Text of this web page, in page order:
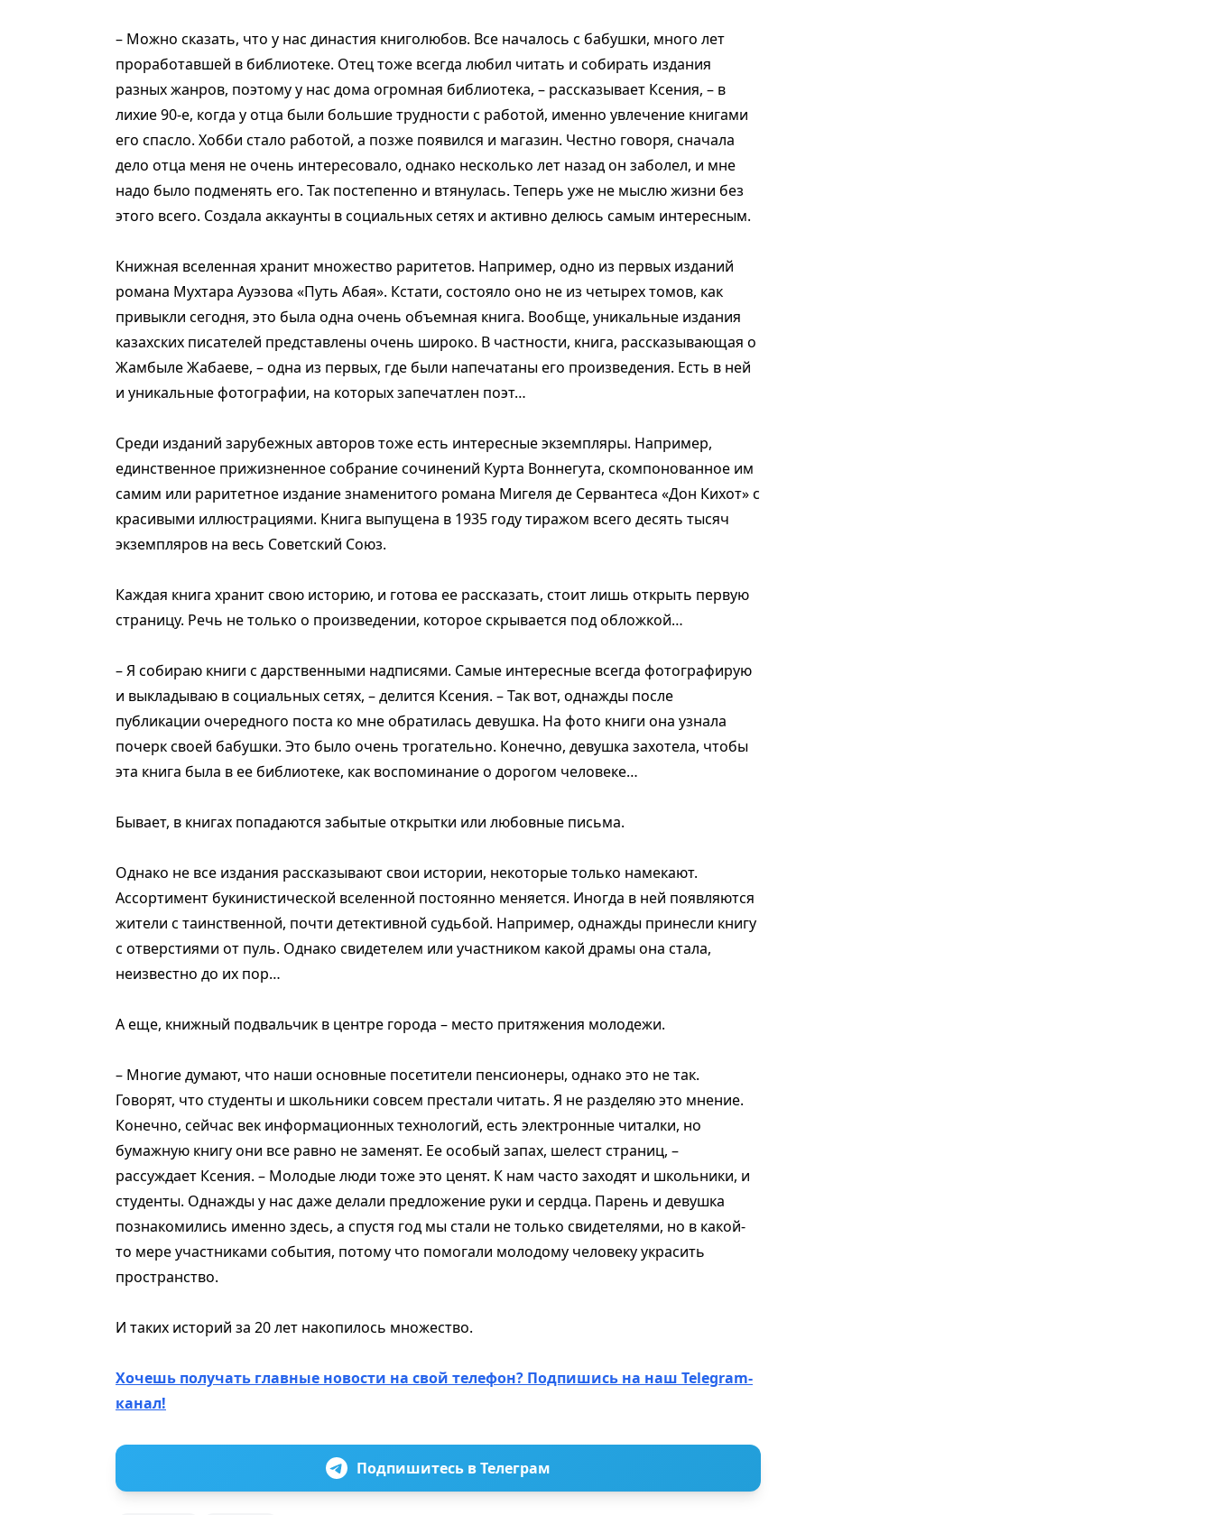
– Можно сказать, что у нас династия книголюбов. Все началось с бабушки, много лет
проработавшей в библиотеке. Отец тоже всегда любил читать и собирать издания
разных жанров, поэтому у нас дома огромная библиотека, – рассказывает Ксения, – в
лихие 90-е, когда у отца были большие трудности с работой, именно увлечение книгами
его спасло. Хобби стало работой, а позже появился и магазин. Честно говоря, сначала
дело отца меня не очень интересовало, однако несколько лет назад он заболел, и мне
надо было подменять его. Так постепенно и втянулась. Теперь уже не мыслю жизни без
этого всего. Создала аккаунты в социальных сетях и активно делюсь самым интересным.
Книжная вселенная хранит множество раритетов. Например, одно из первых изданий
романа Мухтара Ауэзова «Путь Абая». Кстати, состояло оно не из четырех томов, как
привыкли сегодня, это была одна очень объемная книга. Вообще, уникальные издания
казахских писателей представлены очень широко. В частности, книга, рассказывающая о
Жамбыле Жабаеве, – одна из первых, где были напечатаны его произведения. Есть в ней
и уникальные фотографии, на которых запечатлен поэт…
Среди изданий зарубежных авторов тоже есть интересные экземпляры. Например,
единственное прижизненное собрание сочинений Курта Воннегута, скомпонованное им
самим или раритетное издание знаменитого романа Мигеля де Сервантеса «Дон Кихот» с
красивыми иллюстрациями. Книга выпущена в 1935 году тиражом всего десять тысяч
экземпляров на весь Советский Союз.
Каждая книга хранит свою историю, и готова ее рассказать, стоит лишь открыть первую
страницу. Речь не только о произведении, которое скрывается под обложкой…
– Я собираю книги с дарственными надписями. Самые интересные всегда фотографирую
и выкладываю в социальных сетях, – делится Ксения. – Так вот, однажды после
публикации очередного поста ко мне обратилась девушка. На фото книги она узнала
почерк своей бабушки. Это было очень трогательно. Конечно, девушка захотела, чтобы
эта книга была в ее библиотеке, как воспоминание о дорогом человеке…
Бывает, в книгах попадаются забытые открытки или любовные письма.
Однако не все издания рассказывают свои истории, некоторые только намекают.
Ассортимент букинистической вселенной постоянно меняется. Иногда в ней появляются
жители с таинственной, почти детективной судьбой. Например, однажды принесли книгу
с отверстиями от пуль. Однако свидетелем или участником какой драмы она стала,
неизвестно до их пор…
А еще, книжный подвальчик в центре города – место притяжения молодежи.
– Многие думают, что наши основные посетители пенсионеры, однако это не так.
Говорят, что студенты и школьники совсем престали читать. Я не разделяю это мнение.
Конечно, сейчас век информационных технологий, есть электронные читалки, но
бумажную книгу они все равно не заменят. Ее особый запах, шелест страниц, –
рассуждает Ксения. – Молодые люди тоже это ценят. К нам часто заходят и школьники, и
студенты. Однажды у нас даже делали предложение руки и сердца. Парень и девушка
познакомились именно здесь, а спустя год мы стали не только свидетелями, но в какой-
то мере участниками события, потому что помогали молодому человеку украсить
пространство.
И таких историй за 20 лет накопилось множество.
Хочешь получать главные новости на свой телефон? Подпишись на наш Telegram-
канал!
Подпишитесь в Телеграм